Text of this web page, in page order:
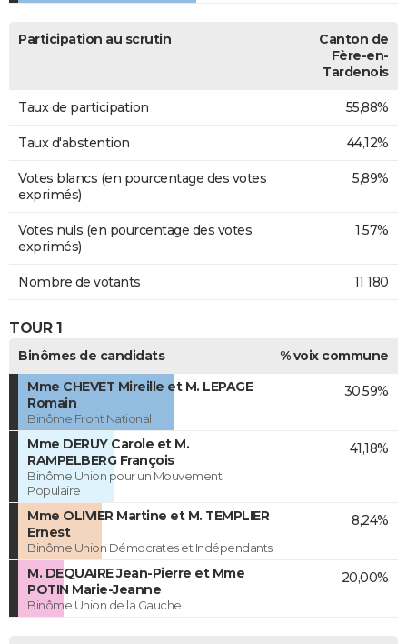
Participation au scrutin
Canton de
Fère-en-
Tardenois
Taux de participation 55,88%
Taux d'abstention 44,12%
Votes blancs (en pourcentage des votes
exprimés)
5,89%
Votes nuls (en pourcentage des votes
exprimés)
1,57%
Nombre de votants 11 180
TOUR 1
Binômes de candidats
% voix commune
Mme CHEVET Mireille et M. LEPAGE
Romain
Binôme Front National
30,59%
Mme DERUY Carole et M.
RAMPELBERG François
Binôme Union pour un Mouvement
Populaire
41,18%
Mme OLIVIER Martine et M. TEMPLIER
Ernest
Binôme Union Démocrates et Indépendants
8,24%
M. DEQUAIRE Jean-Pierre et Mme
POTIN Marie-Jeanne
Binôme Union de la Gauche
20,00%